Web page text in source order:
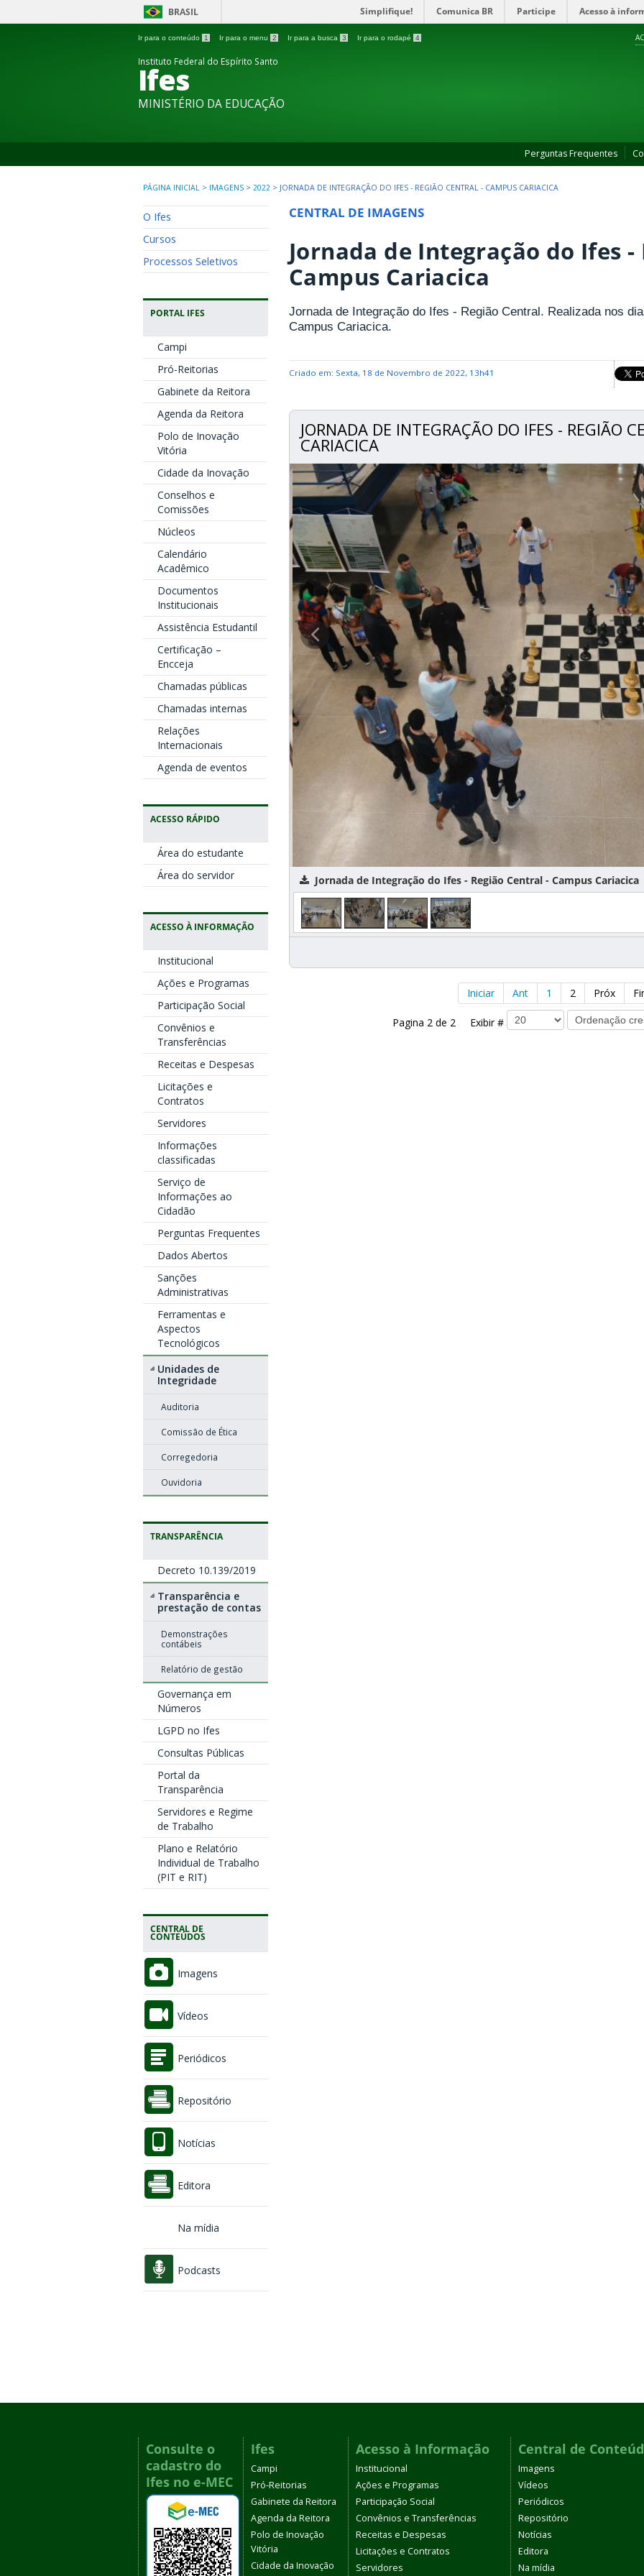
BRASIL Simplifique! Comunica BR Participe Acesso à
Ir para o conteúdo 1 Ir para o menu 2 Ir para a busca 3 Ir para o rodapé 4
Instituto Federal do Espírito Santo
Ifes
MINISTÉRIO DA EDUCAÇÃO
Perguntas Frequentes
PÁGINA INICIAL > IMAGENS > 2022 > JORNADA DE INTEGRAÇÃO DO IFES - REGIÃO CENTRAL - CAMPUS CARIACICA
O Ifes
Cursos
Processos Seletivos
PORTAL IFES
Campi
Pró-Reitorias
Gabinete da Reitora
Agenda da Reitora
Polo de Inovação
Vitória
Cidade da Inovação
Conselhos e
Comissões
Núcleos
Calendário
Acadêmico
Documentos
Institucionais
Assistência Estudantil
Certificação –
Encceja
Chamadas públicas
Chamadas internas
Relações
Internacionais
Agenda de eventos
ACESSO RÁPIDO
Área do estudante
Área do servidor
ACESSO À INFORMAÇÃO
Institucional
Ações e Programas
Participação Social
Convênios e
Transferências
Receitas e Despesas
Licitações e
Contratos
Servidores
Informações
classificadas
Serviço de
Informações ao
Cidadão
Perguntas Frequentes
Dados Abertos
Sanções
Administrativas
Ferramentas e
Aspectos
Tecnológicos
Unidades de
Integridade
Auditoria
Comissão de Ética
Corregedoria
Ouvidoria
TRANSPARÊNCIA
Decreto 10.139/2019
Transparência e
prestação de contas
Demonstrações
contábeis
Relatório de gestão
Governança em
Números
LGPD no Ifes
Consultas Públicas
Portal da
Transparência
Servidores e Regime
de Trabalho
Plano e Relatório
Individual de Trabalho
(PIT e RIT)
CENTRAL DE
CONTEÚDOS
Imagens
Vídeos
Periódicos
Repositório
Notícias
Editora
Na mídia
Podcasts
CENTRAL DE IMAGENS
Jornada de Integração do Ifes -
Campus Cariacica
Jornada de Integração do Ifes - Região Central. Realizada nos
Campus Cariacica.
Criado em: Sexta, 18 de Novembro de 2022, 13h41
JORNADA DE INTEGRAÇÃO DO IFES - REGIÃO
CARIACICA
Jornada de Integração do Ifes - Região Central - Campus Cariacica
Iniciar Ant 1 2 Próx
Pagina 2 de 2 Exibir #
Consulte o
cadastro do
Ifes no e-MEC
Ifes
Campi
Pró-Reitorias
Gabinete da Reitora
Agenda da Reitora
Polo de Inovação
Vitória
Cidade da Inovação
Acesso à Informação
Institucional
Ações e Programas
Participação Social
Convênios e Transferências
Receitas e Despesas
Licitações e Contratos
Servidores
Central de
Imagens
Vídeos
Periódicos
Repositório
Notícias
Editora
Na mídia